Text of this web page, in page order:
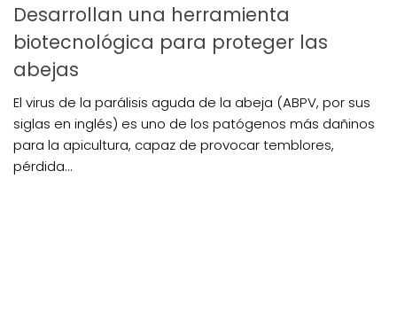
Desarrollan una herramienta
biotecnológica para proteger las
abejas
El virus de la parálisis aguda de la abeja (ABPV, por sus
siglas en inglés) es uno de los patógenos más dañinos
para la apicultura, capaz de provocar temblores,
pérdida...